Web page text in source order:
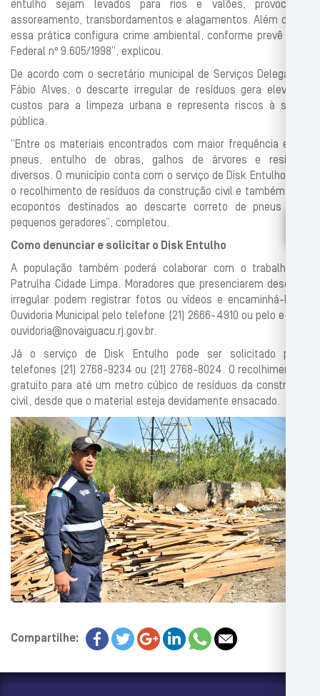
entulho sejam levados para rios e valões, provocando
assoreamento, transbordamentos e alagamentos. Além disso,
essa prática configura crime ambiental, conforme prevê a Lei
Federal nº 9.605/1998”, explicou.
De acordo com o secretário municipal de Serviços Delegados,
Fábio Alves, o descarte irregular de resíduos gera elevados
custos para a limpeza urbana e representa riscos à saúde
pública.
“Entre os materiais encontrados com maior frequência estão
pneus, entulho de obras, galhos de árvores e resíduos
diversos. O município conta com o serviço de Disk Entulho para
o recolhimento de resíduos da construção civil e também com
ecopontos destinados ao descarte correto de pneus para
pequenos geradores”, completou.
Como denunciar e solicitar o Disk Entulho
A população também poderá colaborar com o trabalho da
Patrulha Cidade Limpa. Moradores que presenciarem descarte
irregular podem registrar fotos ou vídeos e encaminhá-los à
Ouvidoria Municipal pelo telefone (21) 2666-4910 ou pelo e-mail
ouvidoria@novaiguacu.rj.gov.br.
Já o serviço de Disk Entulho pode ser solicitado pelos
telefones (21) 2768-9234 ou (21) 2768-8024. O recolhimento é
gratuito para até um metro cúbico de resíduos da construção
civil, desde que o material esteja devidamente ensacado.
Compartilhe: